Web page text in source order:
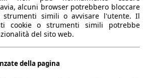
111 g/km (komb.)
5.3 l/100km
Euro 6
alcuni browser potrebbero bloccare
strumenti simili o avvisare l'utente. Il
cookie o strumenti simili potrebbe
del sito web.
della pagina